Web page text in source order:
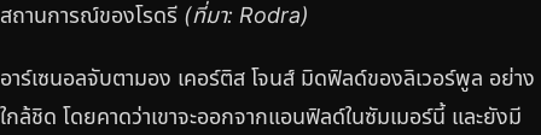
สถานการณ์ของโรดรี (ที่มา: Rodra)
อาร์เซนอลจับตามอง เคอร์ติส โจนส์ มิดฟิลด์ของลิเวอร์พูล อย่าง
ใกล้ชิด โดยคาดว่าเขาจะออกจากแอนฟิลด์ในซัมเมอร์นี้ และยังมี